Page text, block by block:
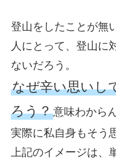
登山をしたことが無
人にとって、登山に
ないだろう。
なぜ辛い思いし
ろう？意味わから
実際に私自身もそう
上記のイメージは、